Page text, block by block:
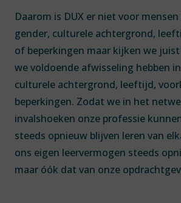
Daarom is DUX er niet voor
gender, culturele achtergrond,
of beperkingen maar kijken we
we voldoende afwisseling hebben
culturele achtergrond, leeftijd,
beperkingen. Zodat we in het
invalshoeken onze professie
steeds opnieuw blijven leren van
ons eigen leervermogen steeds
maar óók dat van onze